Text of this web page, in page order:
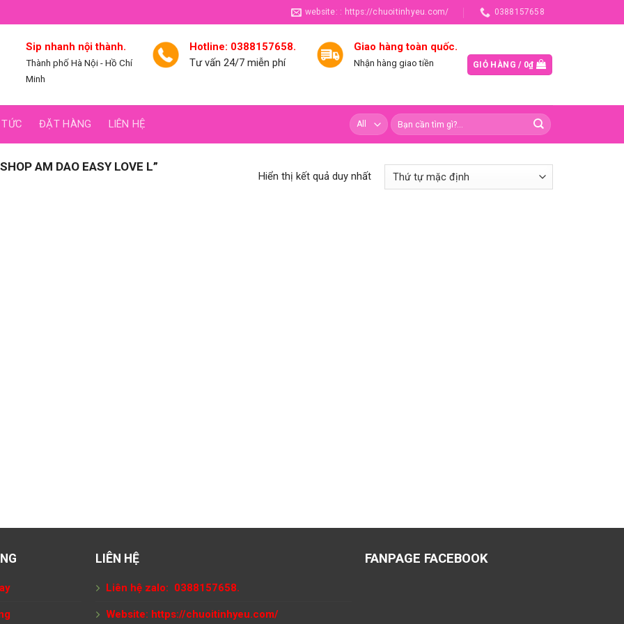
website: : https://chuoitinhyeu.com/ 0388157658
Sip nhanh nội thành.
Thành phố Hà Nội - Hồ Chí
Minh
Hotline: 0388157658.
Tư vấn 24/7 miễn phí
Giao hàng toàn quốc.
Nhận hàng giao tiền GIỎ HÀNG / 0₫
ĐẶT HÀNG LIÊN HỆ
AM DAO EASY LOVE L”
Hiển thị kết quả duy nhất
LIÊN HỆ
Liên hệ zalo: 0388157658.
Website: https://chuoitinhyeu.com/
FANPAGE FACEBOOK